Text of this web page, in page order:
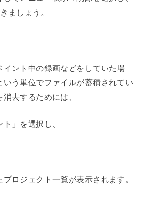
ましょう。
イント中の録画などをしていた場
いう単位でファイルが蓄積されてい
去するためには、
」を選択し、
ロジェクト一覧が表示されます。